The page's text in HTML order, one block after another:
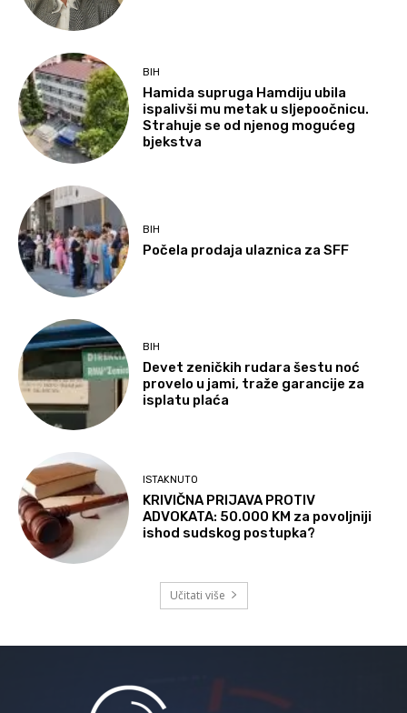
BIH
Hamida supruga Hamdiju ubila
ispalivši mu metak u sljepoočnicu.
Strahuje se od njenog mogućeg
bjekstva
BIH
Počela prodaja ulaznica za SFF
BIH
Devet zeničkih rudara šestu noć
provelo u jami, traže garancije za
isplatu plaća
ISTAKNUTO
KRIVIČNA PRIJAVA PROTIV
ADVOKATA: 50.000 KM za povoljniji
ishod sudskog postupka?
Učitati više